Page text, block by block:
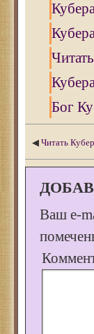
Кубера
Бог
◀ Читать
Ваш e-